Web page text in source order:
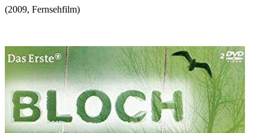
(2009, Fernsehfilm)